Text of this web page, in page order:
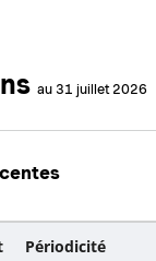
au 31 juillet 2026
Périodicité